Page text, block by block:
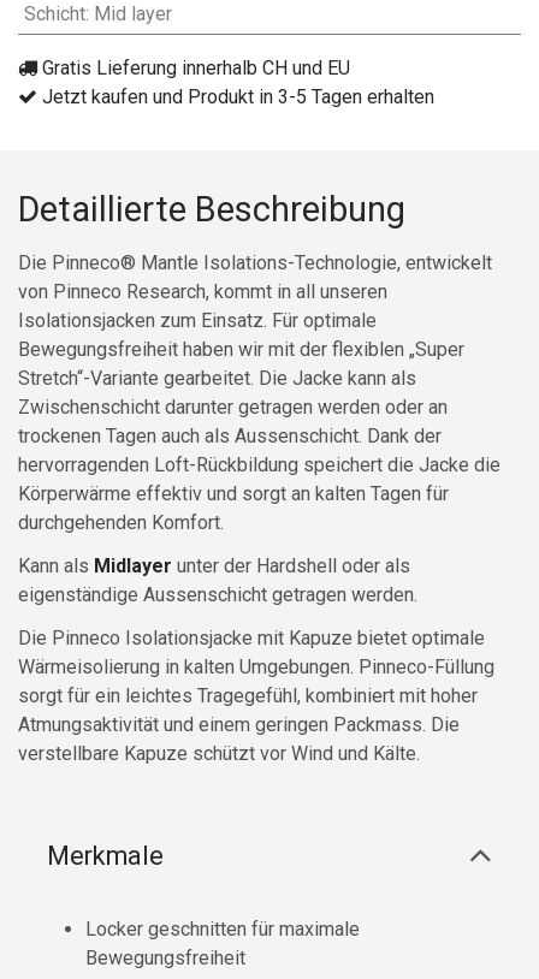
Schicht: Mid layer
Gratis Lieferung innerhalb CH und EU
Jetzt kaufen und Produkt in 3-5 Tagen erhalten
Detaillierte Beschreibung
Die Pinneco® Mantle Isolations-Technologie, entwickelt
von Pinneco Research, kommt in all unseren
Isolationsjacken zum Einsatz. Für optimale
Bewegungsfreiheit haben wir mit der flexiblen „Super
Stretch“-Variante gearbeitet. Die Jacke kann als
Zwischenschicht darunter getragen werden oder an
trockenen Tagen auch als Aussenschicht. Dank der
hervorragenden Loft-Rückbildung speichert die Jacke die
Körperwärme effektiv und sorgt an kalten Tagen für
durchgehenden Komfort.
Kann als Midlayer unter der Hardshell oder als
eigenständige Aussenschicht getragen werden.
Die Pinneco Isolationsjacke mit Kapuze bietet optimale
Wärmeisolierung in kalten Umgebungen. Pinneco-Füllung
sorgt für ein leichtes Tragegefühl, kombiniert mit hoher
Atmungsaktivität und einem geringen Packmass. Die
verstellbare Kapuze schützt vor Wind und Kälte.
Merkmale
Locker geschnitten für maximale
Bewegungsfreiheit